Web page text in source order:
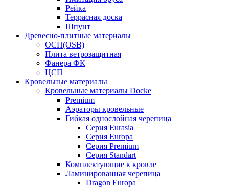
Рейка
Террасная доска
Шпунт
Древесно-плитные материалы
ОСП(OSB)
Плита ветрозащитная
Фанера ФК
ЦСП
Кровельные материалы
Кровельные материалы Docke
Premium
Аэраторы кровельные
Гибкая однослойная черепица
Серия Eurasia
Серия Europa
Серия Premium
Серия Standart
Комплектующие к кровле
Ламинированная черепица
Dragon Europa